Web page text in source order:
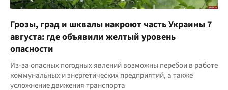
Грозы, град и шквалы накроют часть Украины 7
августа: где объявили желтый уровень
опасности
Из-за опасных погодных явлений возможны перебои в работе
коммунальных и энергетических предприятий, а также
усложнение движения транспорта